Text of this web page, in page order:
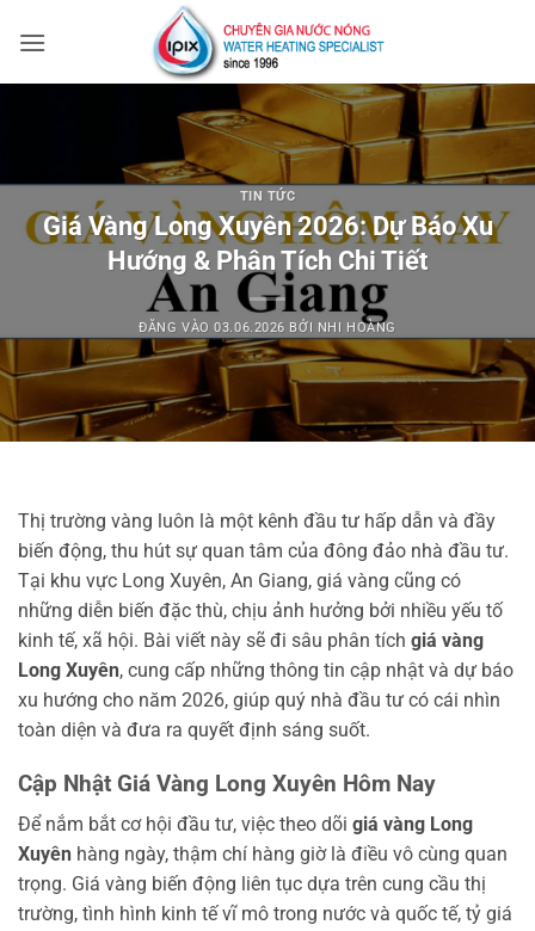
qua
TIN TỨC
Giá Vàng Long Xuyên 2026: Dự Báo Xu
Hướng & Phân Tích Chi Tiết
ĐĂNG VÀO03.06.2026 BỞI NHI HOÀNG
Thị trường vàng luôn là một kênh đầu tư hấp dẫn và đầy
biến động, thu hút sự quan tâm của đông đảo nhà đầu tư.
Tại khu vực Long Xuyên, An Giang, giá vàng cũng có
những diễn biến đặc thù, chịu ảnh hưởng bởi nhiều yếu tố
kinh tế, xã hội. Bài viết này sẽ đi sâu phân tích giá vàng
Long Xuyên, cung cấp những thông tin cập nhật và dự báo
xu hướng cho năm 2026, giúp quý nhà đầu tư có cái nhìn
toàn diện và đưa ra quyết định sáng suốt.
Cập Nhật Giá Vàng Long Xuyên Hôm Nay
Để nắm bắt cơ hội đầu tư, việc theo dõi giá vàng Long
Xuyên hàng ngày, thậm chí hàng giờ là điều vô cùng quan
trọng. Giá vàng biến động liên tục dựa trên cung cầu thị
trường, tình hình kinh tế vĩ mô trong nước và quốc tế, tỷ giá